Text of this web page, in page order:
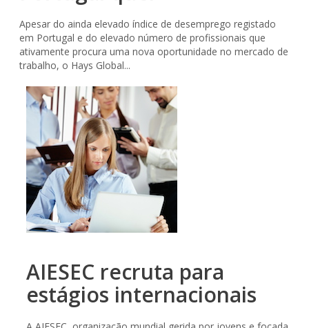
Apesar do ainda elevado índice de desemprego registado
em Portugal e do elevado número de profissionais que
ativamente procura uma nova oportunidade no mercado de
trabalho, o Hays Global...
AIESEC recruta para
estágios internacionais